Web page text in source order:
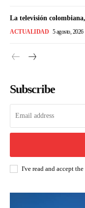
La televisión
ACTUALIDAD 5 agosto, 2026
Subscribe
I've read and accept the